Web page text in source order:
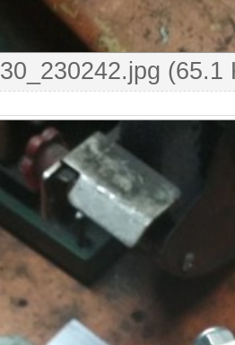
(65.1